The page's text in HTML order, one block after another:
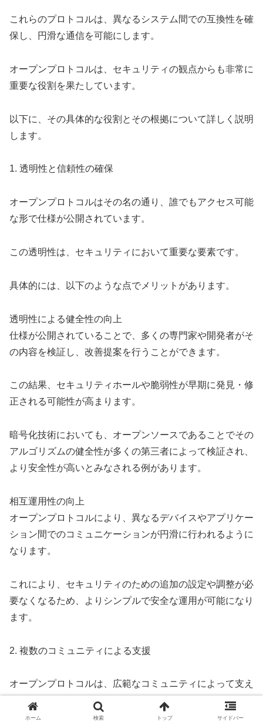
これらのプロトコルは、異なるシステム間での互換性を確
保し、円滑な通信を可能にします。
オープンプロトコルは、セキュリティの観点からも非常に
重要な役割を果たしています。
以下に、その具体的な役割とその根拠について詳しく説明
します。
1. 透明性と信頼性の確保
オープンプロトコルはその名の通り、誰でもアクセス可能
な形で仕様が公開されています。
この透明性は、セキュリティにおいて重要な要素です。
具体的には、以下のような点でメリットがあります。
透明性による健全性の向上
仕様が公開されていることで、多くの専門家や開発者がそ
の内容を検証し、改善提案を行うことができます。
この結果、セキュリティホールや脆弱性が早期に発見・修
正される可能性が高まります。
暗号化技術においても、オープンソースであることでその
アルゴリズムの健全性が多くの第三者によって検証され、
より安全性が高いとみなされる例があります。
相互運用性の向上
オープンプロトコルにより、異なるデバイスやアプリケー
ション間でのコミュニケーションが円滑に行われるように
なります。
これにより、セキュリティのための追加の設定や調整が必
要なくなるため、よりシンプルで安全な運用が可能になり
ます。
2. 複数のコミュニティによる支援
オープンプロトコルは、広範なコミュニティによって支え
られています。
ホーム 検索 トップ サイドバー